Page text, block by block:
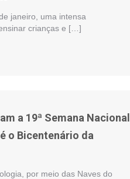
janeiro, uma intensa
crianças e […]
a 19ª Semana Nacional
o Bicentenário da
por meio das Naves do